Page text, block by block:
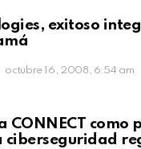
exitoso
octubre 16, 2008, 6:54 am
Click to view this post
CONNECT como
ciberseguridad